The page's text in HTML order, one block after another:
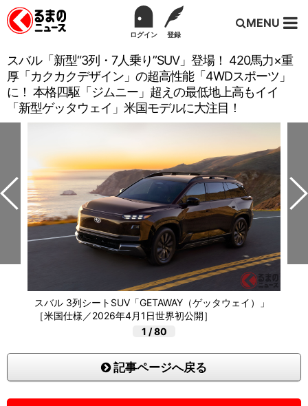
ログイン 登録
MENU
スバル「新型“3列・7人乗り”SUV」登場！ 420馬力×重
厚「カクカクデザイン」の超高性能「4WDスポーツ」
に！ 本格四駆「ジムニー」超えの最低地上高もイイ
「新型ゲッタウェイ」米国モデルに大注目！
スバル 3列シートSUV「GETAWAY（ゲッタウェイ）」
［米国仕様／2026年4月1日世界初公開］
1 /80
記事ページへ戻る